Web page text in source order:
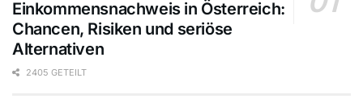
Einkommensnachweis in Österreich:
Chancen, Risiken und seriöse
Alternativen
2405 GETEILT